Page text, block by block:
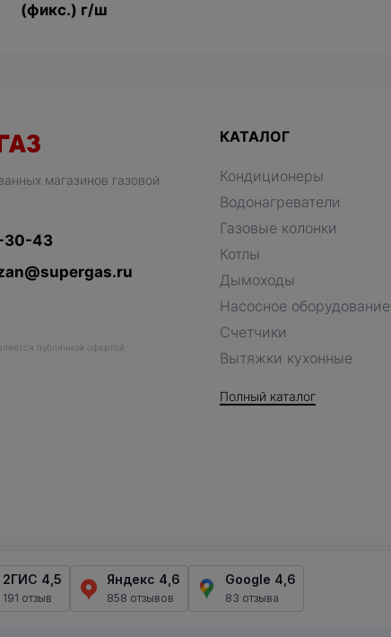
(фикс.) г/ш
магазинов газовой
30-43
публичной офертой
КАТАЛОГ
Кондиционеры
Водонагреватели
Газовые колонки
Котлы
Дымоходы
Насосное оборудование
Счетчики
Вытяжки кухонные
Полный каталог